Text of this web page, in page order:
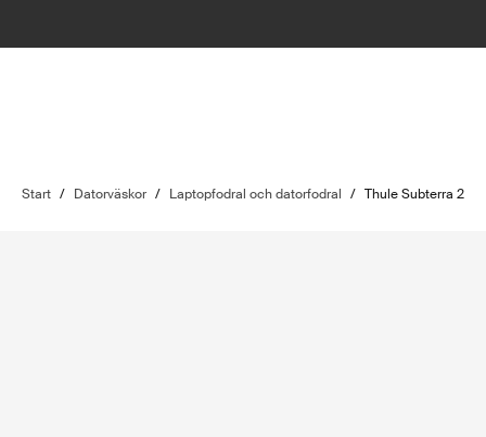
Start / Datorväskor / Laptopfodral och datorfodral / Thule Subterra 2